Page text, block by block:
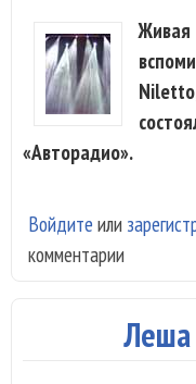
«Авторадио».
Войдите или
комментарии
Леша